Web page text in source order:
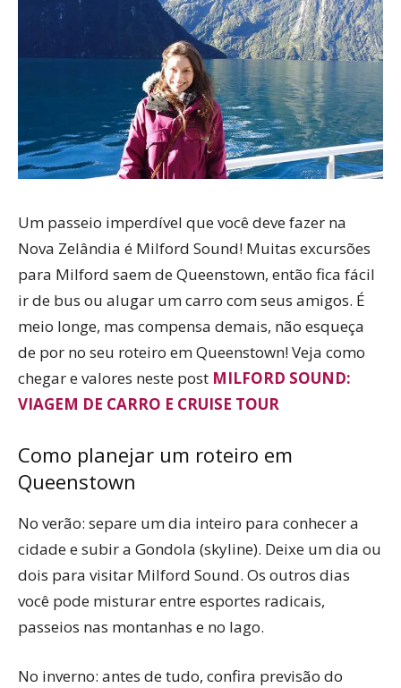
Um passeio imperdível que você deve fazer na
Nova Zelândia é Milford Sound! Muitas excursões
para Milford saem de Queenstown, então fica fácil
ir de bus ou alugar um carro com seus amigos. É
meio longe, mas compensa demais, não esqueça
de por no seu roteiro em Queenstown! Veja como
chegar e valores neste post MILFORD SOUND:
VIAGEM DE CARRO E CRUISE TOUR
Como planejar um roteiro em
Queenstown
No verão: separe um dia inteiro para conhecer a
cidade e subir a Gondola (skyline). Deixe um dia ou
dois para visitar Milford Sound. Os outros dias
você pode misturar entre esportes radicais,
passeios nas montanhas e no lago.
No inverno: antes de tudo, confira previsão do